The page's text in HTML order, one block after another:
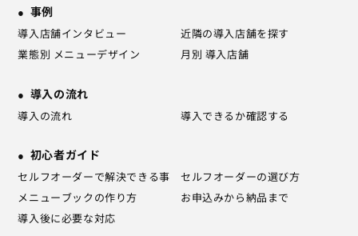
事例
導入店舗インタビュー
近隣の導入店舗を探す
業態別 メニューデザイン
月別 導入店舗
導入の流れ
導入の流れ 導入できるか確認する
初心者ガイド
セルフオーダーで解決できる事
セルフオーダーの選び方
メニューブックの作り方
お申込みから納品まで
導入後に必要な対応